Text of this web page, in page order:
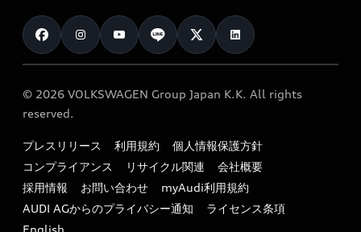
カタログ一覧
車検 / 定期点検
e-tronアフターサポート
myAudi
クオリティ
保証
メンテナンス
ファイナンス
キャンペーン / イベント
買取査定
お知らせ
オーナー様向けキャンペーン
特定整備適用車一覧
リサイクル法
よくある質問（FAQ）
© 2026 VOLKSWAGEN Group Japan K.K. All rights
reserved.
プレスリリース 利用規約
個人情報保護方針
コンプライアンス
リサイクル関連
会社概要
採用情報
お問い合わせ
myAudi利用規約
AUDI AGからのプライバシー通知
ライセンス条項
English